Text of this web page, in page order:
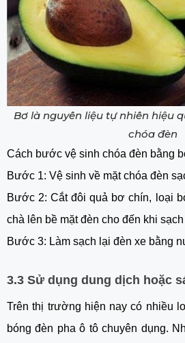
Bơ là nguyên liệu tự nhiên hiệu
chóa đèn
Cách bước vệ sinh chóa đèn bằng
Bước 1: Vệ sinh về mặt chóa đèn
Bước 2: Cắt đôi quả bơ chín, loại
chà lên bề mặt đèn cho đến khi
Bước 3: Làm sạch lại đèn xe bằng
3.3 Sử dụng dung dịch hoặc
Trên thị trường hiện nay có nhiều
bóng đèn pha ô tô chuyên dụng.